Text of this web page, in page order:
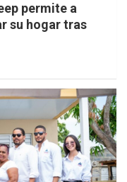
permite a
su hogar tras